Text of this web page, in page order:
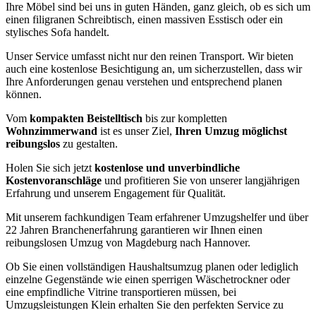
Ihre Möbel sind bei uns in guten Händen, ganz gleich, ob es sich um
einen filigranen Schreibtisch, einen massiven Esstisch oder ein
stylisches Sofa handelt.
Unser Service umfasst nicht nur den reinen Transport. Wir bieten
auch eine kostenlose Besichtigung an, um sicherzustellen, dass wir
Ihre Anforderungen genau verstehen und entsprechend planen
können.
Vom kompakten Beistelltisch bis zur kompletten
Wohnzimmerwand ist es unser Ziel, Ihren Umzug möglichst
reibungslos zu gestalten.
Holen Sie sich jetzt kostenlose und unverbindliche
Kostenvoranschläge und profitieren Sie von unserer langjährigen
Erfahrung und unserem Engagement für Qualität.
Mit unserem fachkundigen Team erfahrener Umzugshelfer und über
22 Jahren Branchenerfahrung garantieren wir Ihnen einen
reibungslosen Umzug von Magdeburg nach Hannover.
Ob Sie einen vollständigen Haushaltsumzug planen oder lediglich
einzelne Gegenstände wie einen sperrigen Wäschetrockner oder
eine empfindliche Vitrine transportieren müssen, bei
Umzugsleistungen Klein erhalten Sie den perfekten Service zu